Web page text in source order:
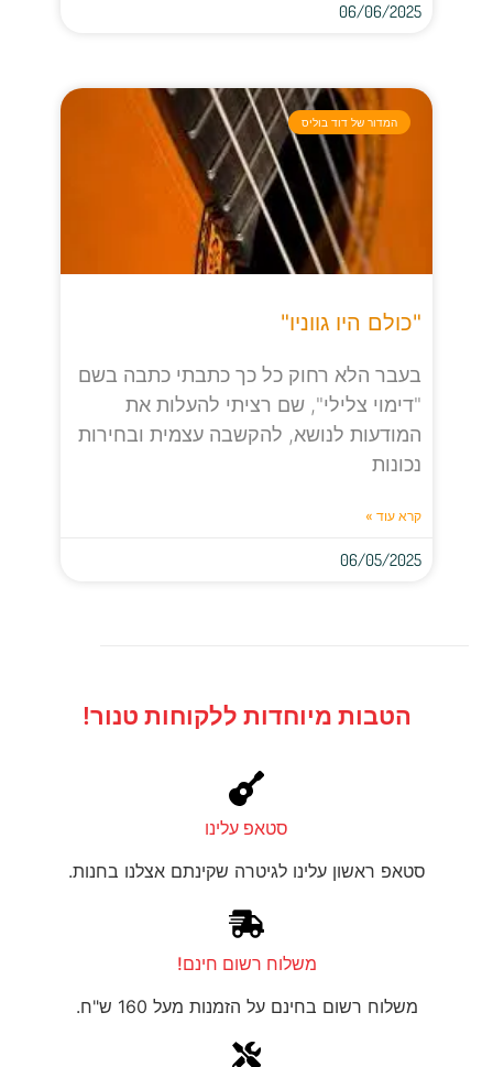
06/06/2025
המדור של דוד בוליס
"כולם היו גווניו"
בעבר הלא רחוק כל כך כתבתי כתבה בשם
"דימוי צלילי", שם רציתי להעלות את
המודעות לנושא, להקשבה עצמית ובחירות
נכונות
קרא עוד »
06/05/2025
הטבות מיוחדות ללקוחות טנור!
סטאפ עלינו
סטאפ ראשון עלינו לגיטרה שקינתם אצלנו בחנות.
משלוח רשום חינם!
משלוח רשום בחינם על הזמנות מעל 160 ש"ח.